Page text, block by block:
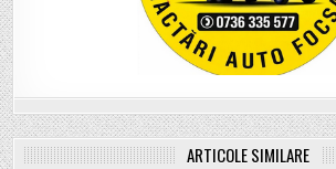
ARTICOLE SIMILARE